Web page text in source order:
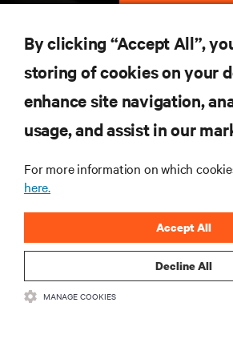
자료
지원
기업
By clicking “Accept All”,
storing of cookies on your
enhance site navigation,
usage, and assist in our
For more information on which
here.
Decline All
Accept All
MANAGE COOKIES